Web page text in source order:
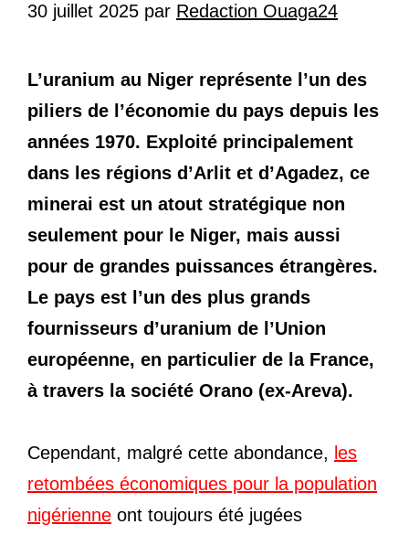
30 juillet 2025 par Redaction Ouaga24
L’uranium au Niger représente l’un des
piliers de l’économie du pays depuis les
années 1970. Exploité principalement
dans les régions d’Arlit et d’Agadez, ce
minerai est un atout stratégique non
seulement pour le Niger, mais aussi
pour de grandes puissances étrangères.
Le pays est l’un des plus grands
fournisseurs d’uranium de l’Union
européenne, en particulier de la France,
à travers la société Orano (ex-Areva).
Cependant, malgré cette abondance, les
retombées économiques pour la population
nigérienne ont toujours été jugées